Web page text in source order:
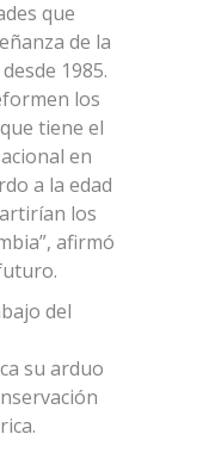
que
de la
1985.
los
tiene el
en
a la edad
los
afirmó
del
su arduo